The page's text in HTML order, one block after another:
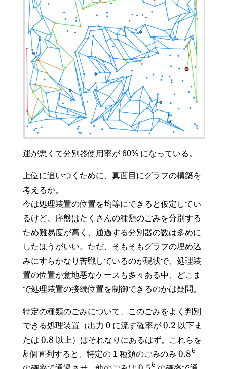
運が悪くて分別器使用率が 60% になっている。
上位に追いつくために、真面目にグラフの構築を
考えるか。
今は処理装置の位置を均等にできると仮定してい
るけど、序盤はたくさんの種類のごみを分別する
ため難易度が高く、通過する分別器の数は多めに
したほうがいい。ただ、そもそもグラフの埋め込
みにすらかなり苦戦しているのが現状で、処理装
置の位置が意地悪なケースも多々ある中、どこま
で処理装置の接続位置を制御できるのかは疑問。
特定の種類のごみについて、このごみをよく判別
できる処理装置（出力 0 に流す確率が 0.2 以下ま
たは 0.8 以上）はそれなりにあるはず。これらを
k個直列すると、特定の 1 種類のごみのみ0.8k
k